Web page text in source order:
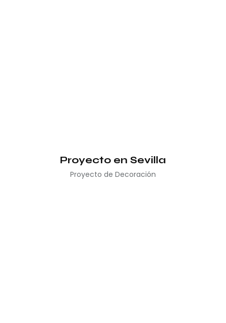
Proyecto en Sevilla
Proyecto de Decoración